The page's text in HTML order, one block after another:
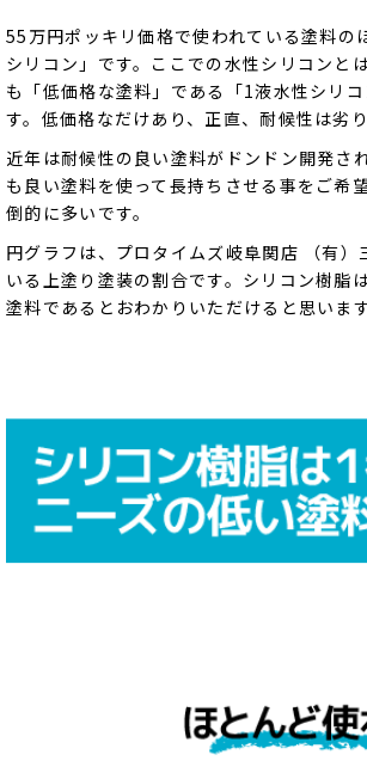
55万円ポッキリ価格で使われている塗料の
シリコン」です。ここでの水性シリコンと
も「低価格な塗料」である「1液水性シリ
す。低価格なだけあり、正直、耐候性は劣り
近年は耐候性の良い塗料がドンドン開発さ
も良い塗料を使って長持ちさせる事をご希
倒的に多いです。
円グラフは、プロタイムズ岐阜関店 （有）
いる上塗り塗装の割合です。シリコン樹脂
塗料であるとおわかりいただけると思います